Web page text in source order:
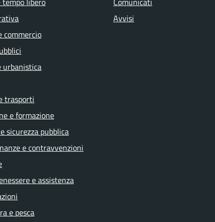
commercio
urbanistica
trasporti
e formazione
sicurezza pubblica
e contravvenzioni
e assistenza
e pesca
Avvisi